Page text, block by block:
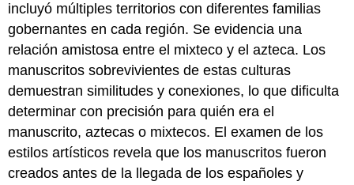
incluyó múltiples territorios con diferentes familias
gobernantes en cada región. Se evidencia una
relación amistosa entre el mixteco y el azteca. Los
manuscritos sobrevivientes de estas culturas
demuestran similitudes y conexiones, lo que dificulta
determinar con precisión para quién era el
manuscrito, aztecas o mixtecos. El examen de los
estilos artísticos revela que los manuscritos fueron
creados antes de la llegada de los españoles y